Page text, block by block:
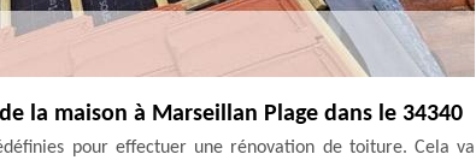
la maison à Marseillan Plage dans le 34340
pour effectuer une rénovation de toiture. Cela va